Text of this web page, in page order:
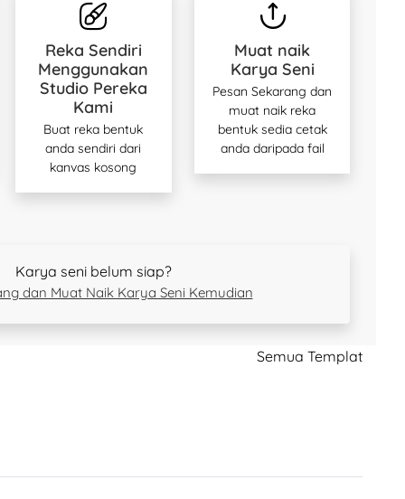
Reka Sendiri
Menggunakan
Studio Pereka
Kami
Buat reka bentuk
anda sendiri dari
kanvas kosong
Muat naik
Karya Seni
Pesan Sekarang dan
muat naik reka
bentuk sedia cetak
anda daripada fail
Karya seni belum siap?
dan Muat Naik Karya Seni Kemudian
Semua Templat